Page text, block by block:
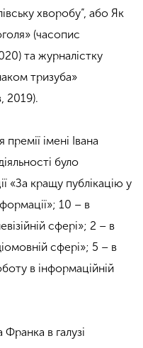
хворобу”, або Як
(часопис
та журналістку
тризуба»
2019).
імені Івана
було
«За кращу публікацію у
10 – в
сфері»; 2 – в
сфері»; 5 – в
в інформаційній
в галузі